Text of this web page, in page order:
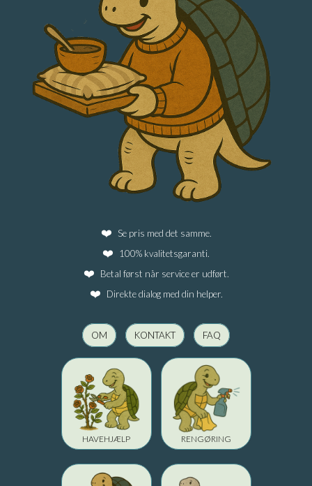
Se pris med det samme.
100% kvalitetsgaranti.
Betal først når service er udført.
Direkte dialog med din helper.
OM KONTAKT FAQ
HAVEHJÆLP RENGØRING